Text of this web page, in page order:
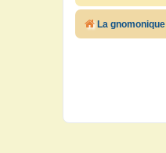
La gnomonique